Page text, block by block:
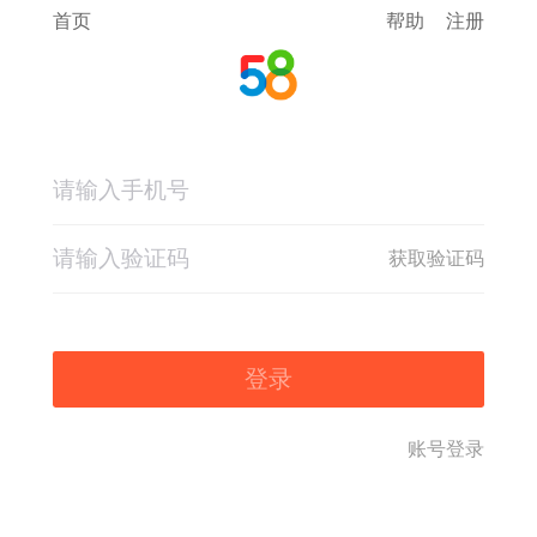
首页 帮助 注册
获取验证码
登录
账号登录